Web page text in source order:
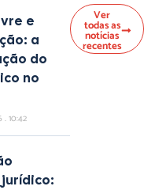
e
a
do
no
10:42
Ver
todas as
notícias
recentes